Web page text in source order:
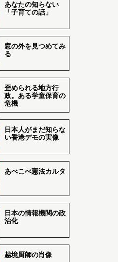
あなたの知らない
「子育ての話」
窓の外を見つめてみ
る
歪められる地方行
政。ある学童保育の
危機
日本人がまだ知らな
い香港デモの実像
あべこべ憲法カルタ
日本の情報機関の政
治化
越境厨師の肖像